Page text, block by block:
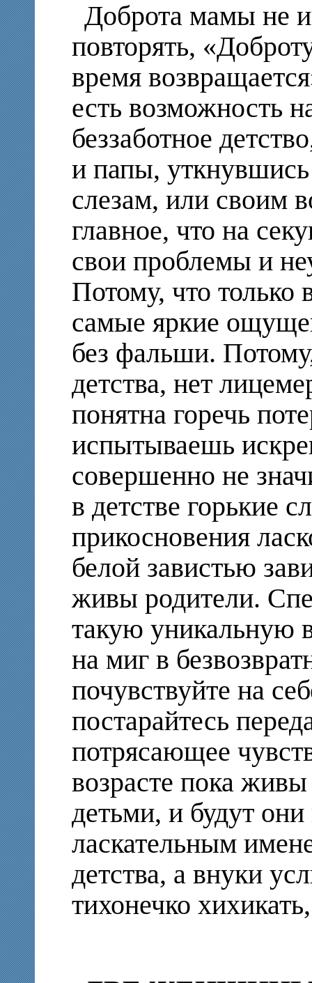
Доброта мамы не
повторять,
время
есть возможность
беззаботное
и папы,
слезам, или своим
главное, что на
свои проблемы и
Потому, что только
самые яркие
без фальши.
детства, нет
понятна горечь
испытываешь
совершенно не
в детстве горькие
прикосновения
белой завистью
живы родители.
такую уникальную
на миг в
почувствуйте на
постарайтесь
потрясающее
возрасте пока
детьми, и будут
ласкательным
детства, а внуки
тихонечко